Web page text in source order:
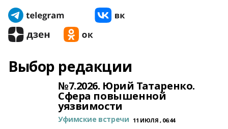
Выбор редакции
№7.2026. Юрий Татаренко.
Сфера повышенной
уязвимости
Уфимские встречи 11 ИЮЛЯ , 06:44